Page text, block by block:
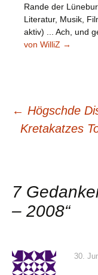
Rande der
Literatur, Musik,
aktiv) ... Ach, und
von WilliZ →
← Högschde
Kretakatzes
7
– 2008“
30.